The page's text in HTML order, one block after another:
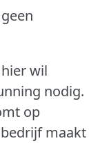
wil
nodig.
op
maakt